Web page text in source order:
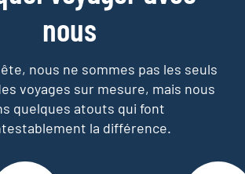
nous
nous ne sommes pas les seuls
voyages sur mesure, mais nous
quelques atouts qui font
la différence.